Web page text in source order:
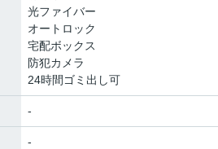
光ファイバー
オートロック
宅配ボックス
防犯カメラ
24時間ゴミ出し可
-
-